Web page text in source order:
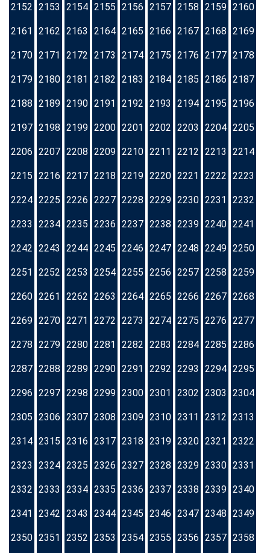
2152 2153 2154 2155 2156 2157 2158 2159 2160
2161 2162 2163 2164 2165 2166 2167 2168 2169
2170 2171 2172 2173 2174 2175 2176 2177 2178
2179 2180 2181 2182 2183 2184 2185 2186 2187
2188 2189 2190 2191 2192 2193 2194 2195 2196
2197 2198 2199 2200 2201 2202 2203 2204 2205
2206 2207 2208 2209 2210 2211 2212 2213 2214
2215 2216 2217 2218 2219 2220 2221 2222 2223
2224 2225 2226 2227 2228 2229 2230 2231 2232
2233 2234 2235 2236 2237 2238 2239 2240 2241
2242 2243 2244 2245 2246 2247 2248 2249 2250
2251 2252 2253 2254 2255 2256 2257 2258 2259
2260 2261 2262 2263 2264 2265 2266 2267 2268
2269 2270 2271 2272 2273 2274 2275 2276 2277
2278 2279 2280 2281 2282 2283 2284 2285 2286
2287 2288 2289 2290 2291 2292 2293 2294 2295
2296 2297 2298 2299 2300 2301 2302 2303 2304
2305 2306 2307 2308 2309 2310 2311 2312 2313
2314 2315 2316 2317 2318 2319 2320 2321 2322
2323 2324 2325 2326 2327 2328 2329 2330 2331
2332 2333 2334 2335 2336 2337 2338 2339 2340
2341 2342 2343 2344 2345 2346 2347 2348 2349
2350 2351 2352 2353 2354 2355 2356 2357 2358